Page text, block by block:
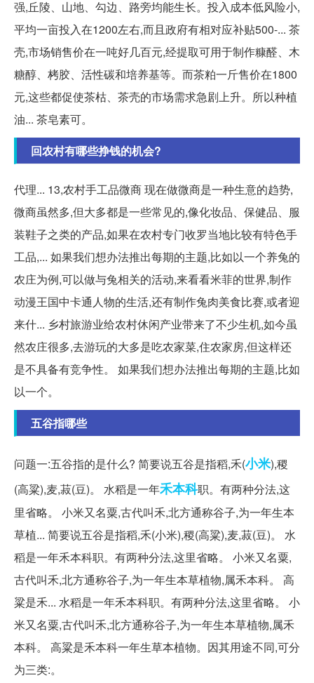
强,丘陵、山地、勾边、路旁均能生长。投入成本低风险小,
平均一亩投入在1200左右,而且政府有相对应补贴500-... 茶
壳,市场销售价在一吨好几百元,经提取可用于制作糠醛、木
糖醇、栲胶、活性碳和培养基等。而茶粕一斤售价在1800
元,这些都促使茶枯、茶壳的市场需求急剧上升。所以种植
油... 茶皂素可。
回农村有哪些挣钱的机会?
代理... 13,农村手工品微商 现在做微商是一种生意的趋势,
微商虽然多,但大多都是一些常见的,像化妆品、保健品、服
装鞋子之类的产品,如果在农村专门收罗当地比较有特色手
工品,... 如果我们想办法推出每期的主题,比如以一个养兔的
农庄为例,可以做与兔相关的活动,来看看米菲的世界,制作
动漫王国中卡通人物的生活,还有制作兔肉美食比赛,或者迎
来什... 乡村旅游业给农村休闲产业带来了不少生机,如今虽
然农庄很多,去游玩的大多是吃农家菜,住农家房,但这样还
是不具备有竞争性。 如果我们想办法推出每期的主题,比如
以一个。
五谷指哪些
问题一:五谷指的是什么? 简要说五谷是指稻,禾(小米),稷
(高粱),麦,菽(豆)。 水稻是一年禾本科职。有两种分法,这
里省略。 小米又名粟,古代叫禾,北方通称谷子,为一年生本
草植... 简要说五谷是指稻,禾(小米),稷(高粱),麦,菽(豆)。 水
稻是一年禾本科职。有两种分法,这里省略。 小米又名粟,
古代叫禾,北方通称谷子,为一年生本草植物,属禾本科。 高
粱是禾... 水稻是一年禾本科职。有两种分法,这里省略。 小
米又名粟,古代叫禾,北方通称谷子,为一年生本草植物,属禾
本科。 高粱是禾本科一年生草本植物。因其用途不同,可分
为三类:。